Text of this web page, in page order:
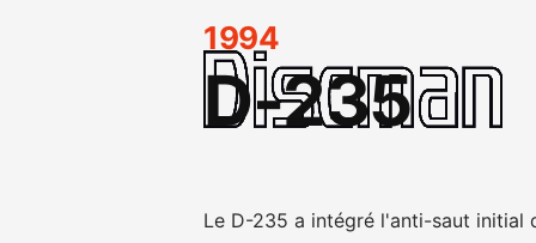
1994
D-235
Le D-235 a intégré l'anti-saut initial